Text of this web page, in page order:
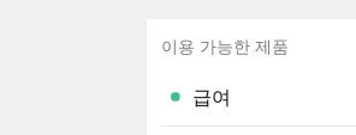
이용 가능한 제품
급여